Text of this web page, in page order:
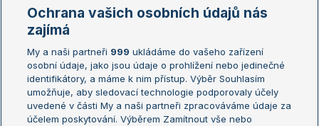
Žebříčky
Žebříček ATP (muži)
Žebříček WTA (ženy)
Sázkařský žebříček
Australian Open
French Open
Wimbledon
US Open
Ochrana vašich osobních údajů nás
zajímá
My a naši partneři 999 ukládáme do vašeho zařízení
osobní údaje, jako jsou údaje o prohlížení nebo jedinečné
identifikátory, a máme k nim přístup. Výběr Souhlasím
umožňuje, aby sledovací technologie podporovaly účely
uvedené v části My a naši partneři zpracováváme údaje za
účelem poskytování. Výběrem Zamítnout vše nebo